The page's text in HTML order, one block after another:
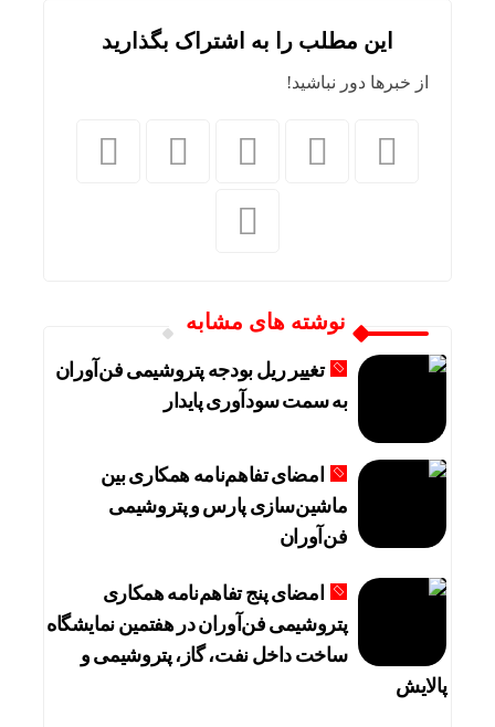
این مطلب را به اشتراک بگذارید
از خبرها دور نباشید!
نوشته های مشابه
تغییر ریل بودجه پتروشیمی فن‌آوران
به سمت سودآوری پایدار
امضای تفاهم‌نامه همکاری بین
ماشین‌سازی پارس و پتروشیمی
فن‌آوران
امضای پنج تفاهم‌نامه همکاری
پتروشیمی فن‌آوران در هفتمین نمایشگاه
ساخت داخل نفت، گاز، پتروشیمی و
پالایش